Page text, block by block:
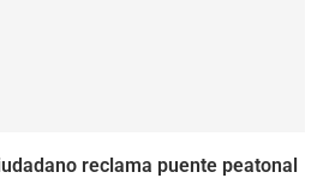
reclama puente peatonal